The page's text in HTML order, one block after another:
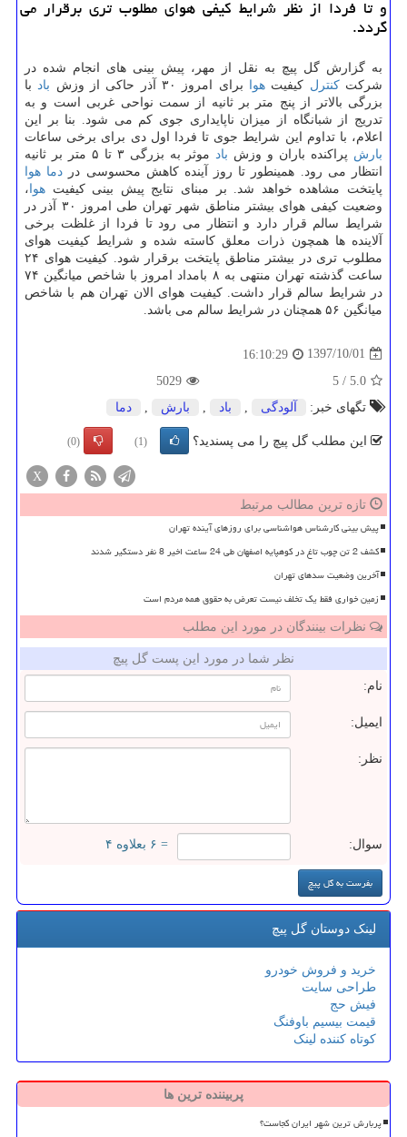
و تا فردا از نظر شرایط كیفی هوای مطلوب ‎تری برقرار می
گردد.
به گزارش گل پیچ به نقل از مهر، پیش بینی های انجام شده در
شركتكنترل كیفیت هوا برای امروز ۳۰ آذر حاكی از وزش باد با
بزرگی بالاتر از پنج متر بر ثانیه از سمت نواحی غربی است و به
تدریج از شبانگاه از میزان ناپایداری جوی كم می شود. بنا بر این
اعلام، با تداوم این شرایط جوی تا فردا اول دی برای برخی ساعات
بارش پراكنده باران و وزش باد
موثر به بزرگی ۳ تا ۵ متر بر ثانیه
انتظار می رود. همینطور تا روز آینده كاهش محسوسی در دما هوا
پایتخت مشاهده خواهد شد. بر مبنای نتایج پیش بینی كیفیت هوا ،
وضعیت كیفی هوای بیشتر مناطق شهر تهران طی امروز ۳۰ آذر در
شرایط سالم قرار دارد و انتظار می رود تا فردا از غلظت برخی
آلاینده ها همچون ذرات معلق كاسته شده و شرایط كیفیت هوای
مطلوب تری در بیشتر مناطق پایتخت برقرار شود. كیفیت هوای ۲۴
ساعت گذشته تهران منتهی به ۸ بامداد امروز با شاخص میانگین ۷۴
در شرایط سالم قرار داشت. كیفیت هوای الان تهران هم با شاخص
میانگین ۵۶ همچنان در شرایط سالم می باشد.
1397/10/01
16:10:29
5.0
/
5
5029
تگهای خبر:
آلودگی , باد , بارش , دما
این مطلب گل پیچ را می پسندید؟ (1)
(0)
X
تازه ترین مطالب مرتبط
پیش بینی کارشناس هواشناسی برای روزهای آینده تهران
کشف 2 تن چوب تاغ در کوهپایه اصفهان طی 24 ساعت اخیر 8 نفر دستگیر شدند
آخرین وضعیت سدهای تهران
زمین خواری فقط یک تخلف نیست تعرض به حقوق همه مردم است
نظرات بینندگان در مورد این مطلب
نظر شما در مورد این پست گل پیچ
نام:
ایمیل:
نظر:
سوال: = ۶ بعلاوه ۴
لینک دوستان گل پیچ
خرید و فروش خودرو
طراحی سایت
فیش حج
قیمت بیسیم باوفنگ
کوتاه کننده لینک
پربیننده ترین ها
پربارش ترین شهر ایران کجاست؟